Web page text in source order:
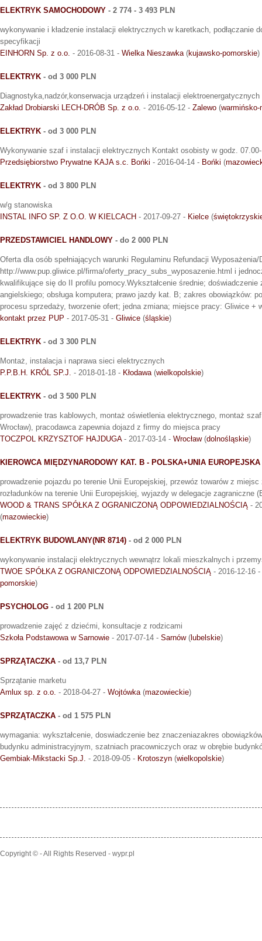
ELEKTRYK SAMOCHODOWY - 2 774 - 3 493 PLN
wykonywanie i kładzenie instalacji elektrycznych w karetkach, podłączanie
specyfikacji
EINHORN Sp. z o.o. - 2016-08-31 - Wielka Nieszawka(kujawsko-pomorskie)
ELEKTRYK - od 3 000 PLN
Diagnostyka,nadzór,konserwacja urządzeń i instalacji elektroenergatycznych
Zakład Drobiarski LECH-DRÓB Sp. z o.o. - 2016-05-12 - Zalewo (
ELEKTRYK - od 3 000 PLN
Wykonywanie szaf i instalacji elektrycznych Kontakt osobisty w godz.
Przedsiębiorstwo Prywatne KAJA s.c. Bońki - 2016-04-14 - Bońki (
ELEKTRYK - od 3 800 PLN
w/g stanowiska
INSTAL INFO SP. Z O.O. W KIELCACH - 2017-09-27 - Kielce (
PRZEDSTAWICIEL HANDLOWY - do 2 000 PLN
Oferta dla osób spełniających warunki Regulaminu Refundacji
http://www.pup.gliwice.pl/firma/oferty_pracy_subs_wyposazenie.html i
kwalifikujące się do II profilu pomocy.Wykształcenie średnie; doświadczenie
angielskiego; obsługa komputera; prawo jazdy kat. B; zakres obowiązków:
procesu sprzedaży, tworzenie ofert; jedna zmiana; miejsce pracy: Gliwice +
kontakt przez PUP - 2017-05-31 - Gliwice (śląskie)
ELEKTRYK - od 3 300 PLN
Montaż, instalacja i naprawa sieci elektrycznych
P.P.B.H. KRÓL SP.J. - 2018-01-18 - Kłodawa(wielkopolskie)
ELEKTRYK - od 3 500 PLN
prowadzenie tras kablowych, montaż oświetlenia elektrycznego, montaż
Wrocław), pracodawca zapewnia dojazd z firmy do miejsca pracy
TOCZPOL KRZYSZTOF HAJDUGA- 2017-03-14 - Wrocław(dolnośląskie)
KIEROWCA MIĘDZYNARODOWY KAT. B - POLSKA+UNIA EUROPEJSKA
prowadzenie pojazdu po terenie Unii Europejskiej, przewóz towarów z miejsc
rozładunków na terenie Unii Europejskiej, wyjazdy w delegacje zagraniczne
WOOD & TRANS SPÓŁKA Z OGRANICZONĄ ODPOWIEDZIALNOŚCIĄ -
(mazowieckie)
ELEKTRYK BUDOWLANY(NR 8714) - od 2 000 PLN
wykonywanie instalacji elektrycznych wewnątrz lokali mieszkalnych i
TWOE SPÓŁKA Z OGRANICZONĄ ODPOWIEDZIALNOŚCIĄ - 2016-12-16 -
pomorskie)
PSYCHOLOG - od 1 200 PLN
prowadzenie zajęć z dziećmi, konsultacje z rodzicami
Szkoła Podstawowa w Sarnowie - 2017-07-14 - Sarnów( lubelskie)
SPRZĄTACZKA - od 13,7 PLN
Sprzątanie marketu
Amlux sp. z o.o. - 2018-04-27 - Wojtówka(mazowieckie)
SPRZĄTACZKA - od 1 575 PLN
wymagania: wykształcenie, doswiadczenie bez znaczeniazakres
budynku administracyjnym, szatniach pracowniczych oraz w obrębie
Gembiak-Mikstacki Sp.J. - 2018-09-05 - Krotoszyn (wielkopolskie)
Copyright © - All Rights Reserved - wypr.pl